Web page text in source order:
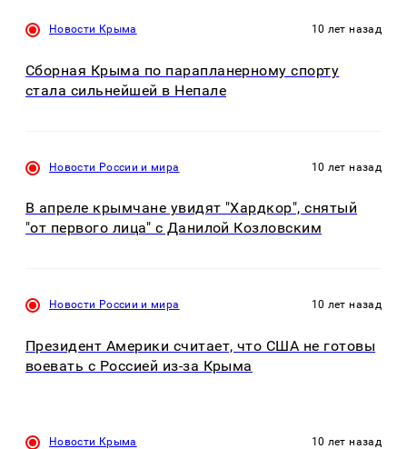
Новости Крыма 10 лет назад
Сборная Крыма по парапланерному спорту
стала сильнейшей в Непале
Новости России и мира 10 лет назад
В апреле крымчане увидят "Хардкор", снятый
"от первого лица" с Данилой Козловским
Новости России и мира 10 лет назад
Президент Америки считает, что США не готовы
воевать с Россией из-за Крыма
Новости Крыма 10 лет назад